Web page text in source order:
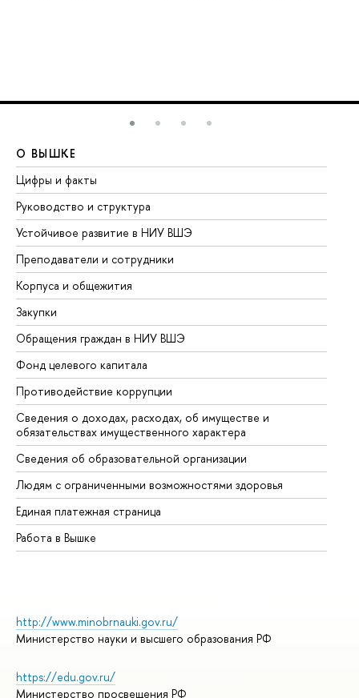
О ВЫШКЕ
Цифры и факты
Руководство и структура
Устойчивое развитие в НИУ ВШЭ
Преподаватели и сотрудники
Корпуса и общежития
Закупки
Обращения граждан в НИУ ВШЭ
Фонд целевого капитала
Противодействие коррупции
Сведения о доходах, расходах, об имуществе и
обязательствах имущественного характера
Сведения об образовательной организации
Людям с ограниченными возможностями здоровья
Единая платежная страница
Работа в Вышке
http://www.minobrnauki.gov.ru/
Министерство науки и высшего образования РФ
https://edu.gov.ru/
Министерство просвещения РФ